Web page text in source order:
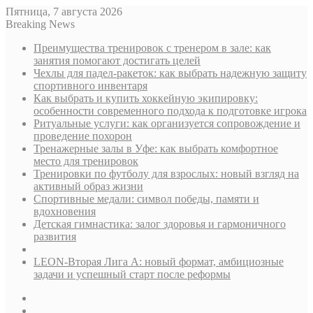
Пятница, 7 августа 2026
Breaking News
Преимущества тренировок с тренером в зале: как
занятия помогают достигать целей
Чехлы для падел-ракеток: как выбрать надежную защиту
спортивного инвентаря
Как выбрать и купить хоккейную экипировку:
особенности современного подхода к подготовке игрока
Ритуальные услуги: как организуется сопровождение и
проведение похорон
Тренажерные залы в Уфе: как выбрать комфортное
место для тренировок
Тренировки по футболу для взрослых: новый взгляд на
активный образ жизни
Спортивные медали: символ победы, памяти и
вдохновения
Детская гимнастика: залог здоровья и гармоничного
развития
LEON-Вторая Лига А: новый формат, амбициозные
задачи и успешный старт после реформы